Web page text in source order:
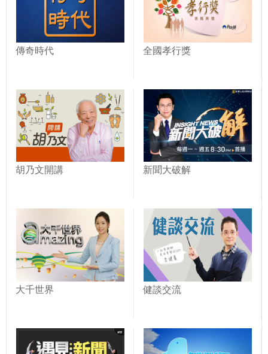
傳奇時代 全國孝行獎
胡乃文開講 新聞大破解
大千世界 健談交流